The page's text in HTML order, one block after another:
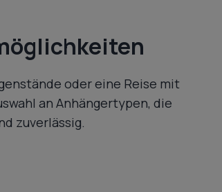
oder eine Reise mit
an Anhängertypen, die
zuverlässig.